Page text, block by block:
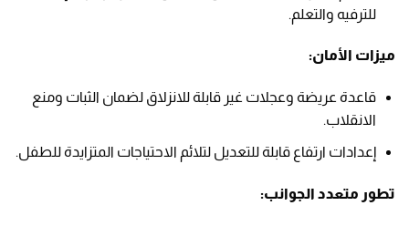
للترفيه والتعلم.
ميزات الأمان:
قاعدة عريضة وعجلات غير قابلة للانزلاق لضمان الثبات ومنع
الانقلاب.
إعدادات ارتفاع قابلة للتعديل لتلائم الاحتياجات المتزايدة للطفل.
تطور متعدد الجوانب: